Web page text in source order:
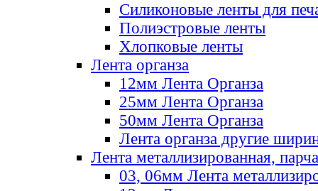
Силиконовые ленты для
Полиэстровые ленты
Хлопковые ленты
Лента органза
12мм Лента Органза
25мм Лента Органза
50мм Лента Органза
Лента органза другие
Лента металлизированная, парча
03, 06мм Лента